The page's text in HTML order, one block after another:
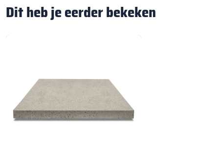
Dit heb je eerder bekeken